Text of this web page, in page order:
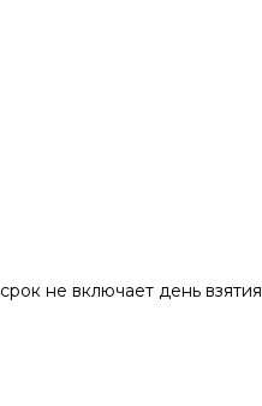
не включает день взятия